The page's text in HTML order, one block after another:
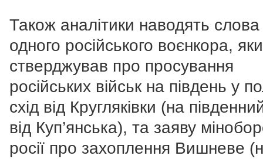
Також аналітики наводять
одного російського воєнкора,
стверджував про просування
російських військ на південь у
схід від Кругляківки (на
від Куп’янська), та заяву
росії про захоплення Вишневе